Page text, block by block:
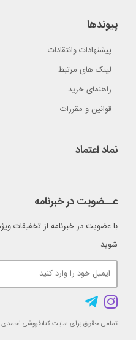
پیوندها
پیشنهادات وانتقادات
لینک های مرتبط
راهنمای خرید
قوانین و مقررات
نماد اعتماد
عــضویت در خبرنامه
با عضویت در خبرنامه از تخفیفات
شوید
تمامی حقوق برای سایت کتابفروشی احمدی